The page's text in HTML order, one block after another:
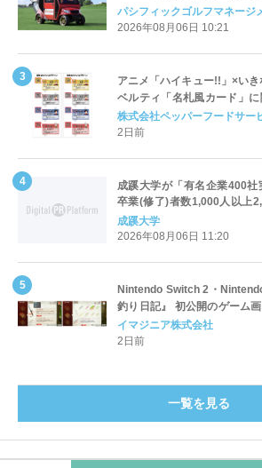
Cart（エアコンカート）」
パシフィックゴルフマネージ
2026年08月06日 10:21
アニメ「ハイキュー!!」×い
ベルティ「名札風カード」
対応についてのご案内
株式会社ペッパーフードサー
2日前
成蹊大学が「有名企業400
卒業(修了)者数1,000人以上
全国第1位を獲得！～実就
4.3pt）に伸長、東京の私立大
成蹊大学
2026年08月06日 11:20
Nintendo Switch 2・
釣り日記』 初公開のゲーム
公開！
イマジニア株式会社
2日前
一覧を見る